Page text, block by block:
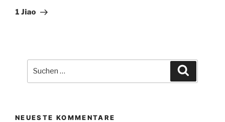
Beitrag
1 Jiao
NEUESTE KOMMENTARE